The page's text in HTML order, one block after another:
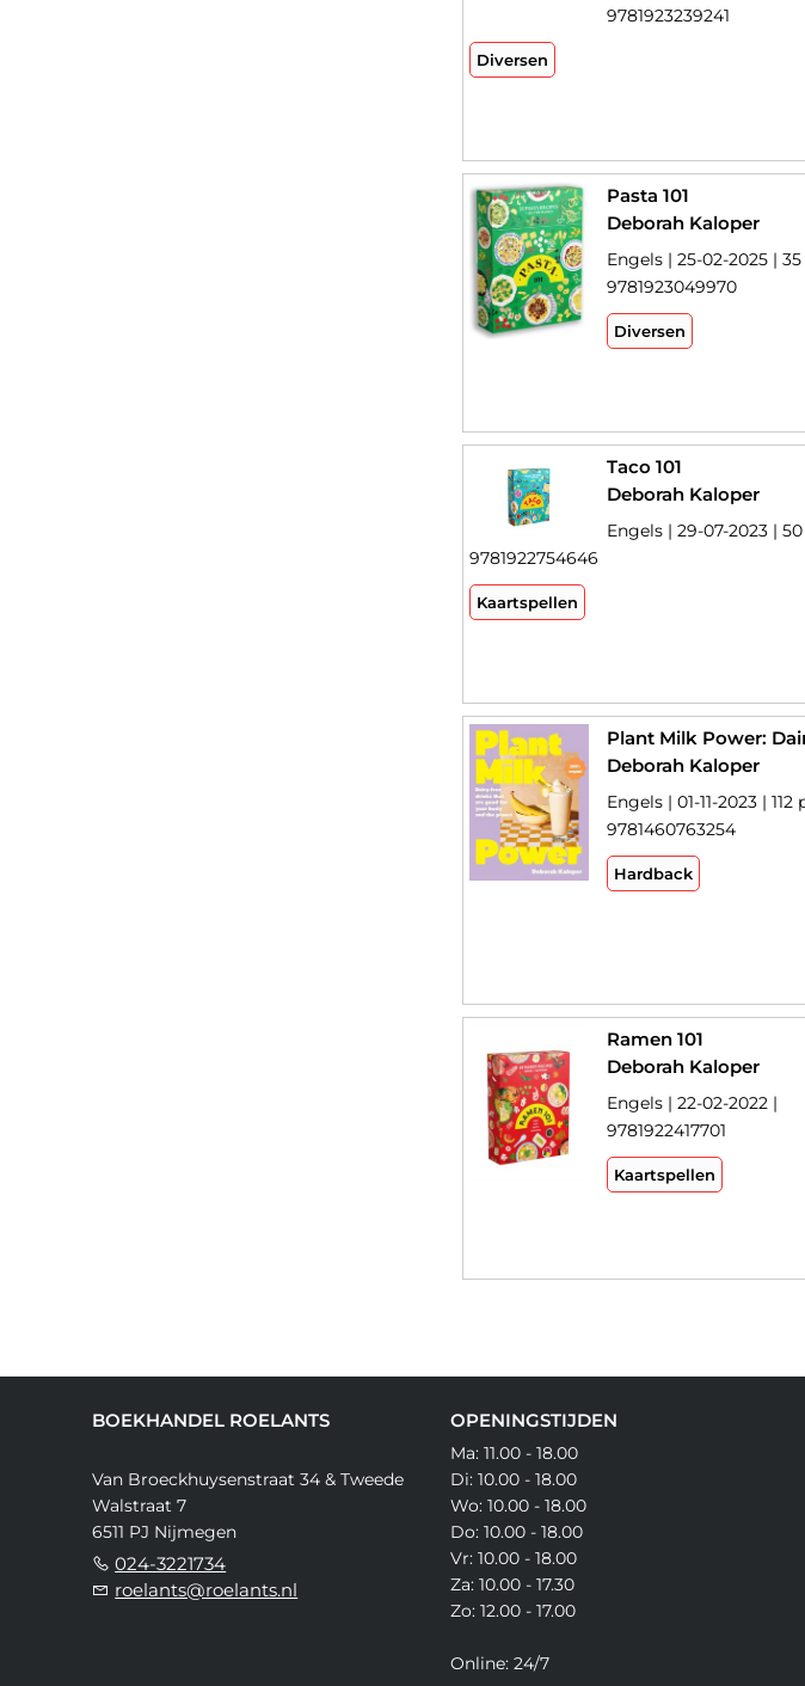
9781923239241
Diversen
Pasta 101
Deborah Kaloper
Engels | 25-02-2025 |
9781923049970
Diversen
Taco 101
Deborah Kaloper
Engels | 29-07-2023 |
9781922754646
Kaartspellen
Deborah Kaloper
Engels | 01-11-2023 |
9781460763254
Hardback
Ramen 101
Deborah Kaloper
Engels | 22-02-2022 |
9781922417701
Kaartspellen
BOEKHANDEL ROELANTS
Van Broeckhuysenstraat 34 & Tweede
Walstraat 7
6511 PJ Nijmegen
024-3221734
roelants@roelants.nl
OPENINGSTIJDEN
Ma: 11.00 - 18.00
Di: 10.00 - 18.00
Wo: 10.00 - 18.00
Do: 10.00 - 18.00
Vr: 10.00 - 18.00
Za: 10.00 - 17.30
Zo: 12.00 - 17.00
Online: 24/7